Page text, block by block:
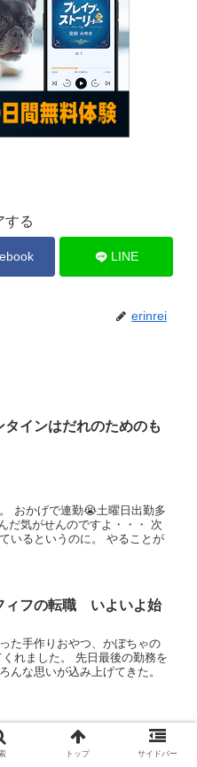
する
LINE
erinrei
タインはだれのためのも
おかげで連勤😭土曜日出勤多
だ気がせんのですよ・・・ 次
いるというのに。 やることが
ィフの転職 いよいよ始
た手作りおやつ、かぼちゃの
れました。 先日最後の勤務を
んな思いが込み上げてきた。
ストコ、空っぽからの脱
トップ サイドバー